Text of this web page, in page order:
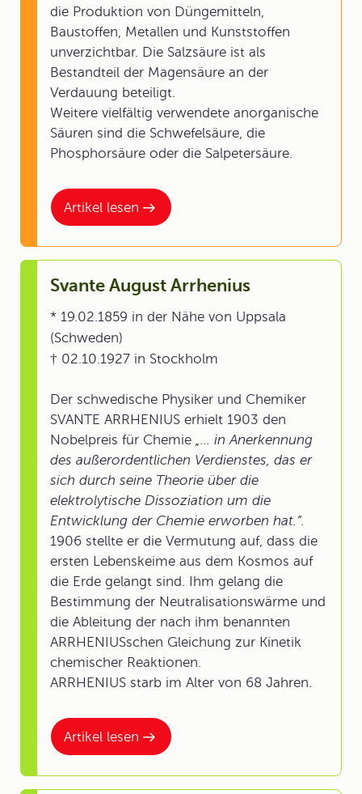
Artikel lesen
die Produktion von Düngemitteln,
Baustoffen, Metallen und Kunststoffen
unverzichtbar. Die Salzsäure ist als
Bestandteil der Magensäure an der
Verdauung beteiligt.
Weitere vielfältig verwendete anorganische
Säuren sind die Schwefelsäure, die
Phosphorsäure oder die Salpetersäure.
Artikel lesen
Svante August Arrhenius
* 19.02.1859 in der Nähe von Uppsala
(Schweden)
† 02.10.1927 in Stockholm
Der schwedische Physiker und Chemiker
SVANTE ARRHENIUS erhielt 1903 den
Nobelpreis für Chemie „... in Anerkennung
des außerordentlichen Verdienstes, das er
sich durch seine Theorie über die
elektrolytische Dissoziation um die
Entwicklung der Chemie erworben hat.“.
1906 stellte er die Vermutung auf, dass die
ersten Lebenskeime aus dem Kosmos auf
die Erde gelangt sind. Ihm gelang die
Bestimmung der Neutralisationswärme und
die Ableitung der nach ihm benannten
ARRHENIUSschen Gleichung zur Kinetik
chemischer Reaktionen.
ARRHENIUS starb im Alter von 68 Jahren.